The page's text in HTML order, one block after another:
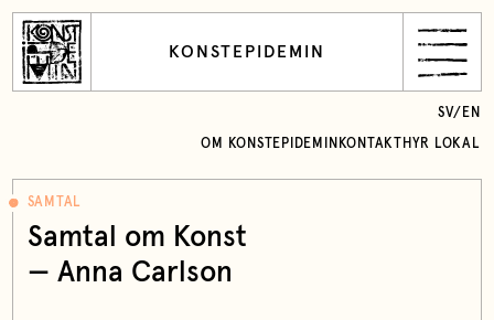
KONSTEPIDEMIN
OM KONSTEPIDEMIN KONTAKT HYR LOKAL
SV/ EN
SAMTAL
Samtal om Konst
— Anna Carlson